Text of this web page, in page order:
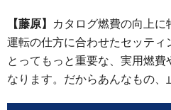
【藤原】
カタログ燃費の向上
運転の仕方に合わせたセッティ
とってもっと重要な、実用燃費
なります。だからあんなもの、